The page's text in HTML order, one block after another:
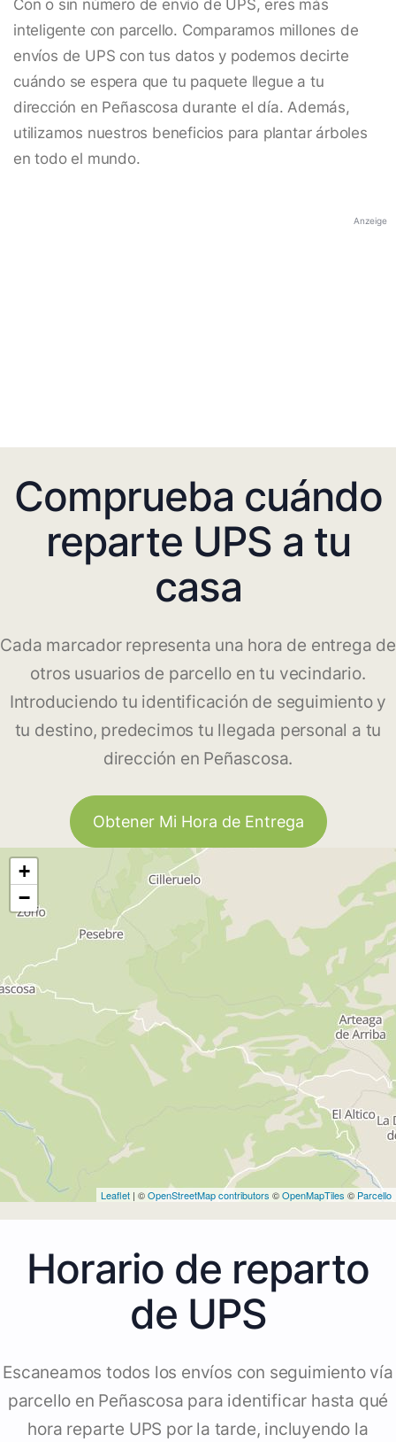
Con o sin número de envío de UPS, eres más
inteligente con parcello. Comparamos millones de
envíos de UPS con tus datos y podemos decirte
cuándo se espera que tu paquete llegue a tu
dirección en Peñascosa durante el día. Además,
utilizamos nuestros beneficios para plantar árboles
en todo el mundo.
Anzeige
Comprueba cuándo
reparte UPS a tu
casa
Cada marcador representa una hora de entrega de
otros usuarios de parcello en tu vecindario.
Introduciendo tu identificación de seguimiento y
tu destino, predecimos tu llegada personal a tu
dirección en Peñascosa.
Obtener Mi Hora de Entrega
+
−
Leaflet | ©OpenStreetMap contributors ©OpenMapTiles © Parcello
Horario de reparto
de UPS
Escaneamos todos los envíos con seguimiento vía
parcello en Peñascosa para identificar hasta qué
hora reparte UPS por la tarde, incluyendo la